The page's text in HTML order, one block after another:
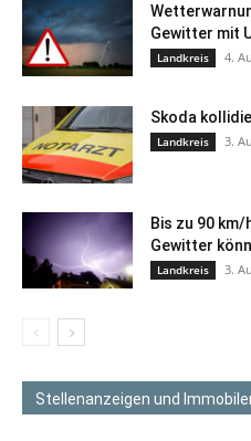
Gewitter mit
Landkreis 4.
Skoda
Landkreis 3.
Bis zu 90
Gewitter
Landkreis 3.
Stellenanzeigen und